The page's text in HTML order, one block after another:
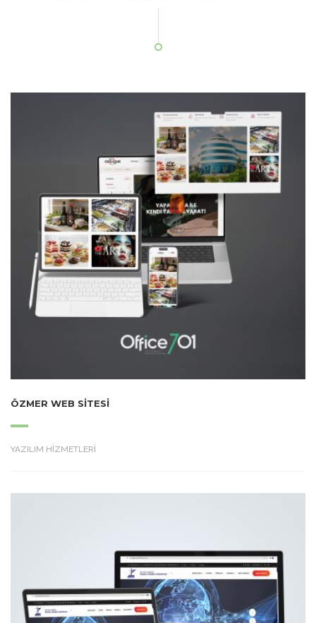
ÖZMER WEB SITESI
YAZILIM HİZMETLERİ